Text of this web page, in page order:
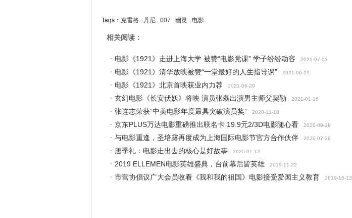
Tags： 克雷格 丹尼 007 幽灵 电影
相关阅读：
电影《1921》走进上海大学 被赞“电影党课” 学子纷纷动容 2021-07-03
电影《1921》清华放映被赞“一堂最好的人生指导课” 2021-06-29
电影《1921》北京首映获业内力荐 2021-06-29
玄幻电影《长安伏妖》将映 演员张磊出演男主师父契勒 2021-01-16
张连志荣获“中美电影年度最具突破演员奖” 2020-11-10
京东PLUS万达电影重磅推出联名卡 19.9元2/3D电影随心看 2020-09-29
与电影重逢，圣培露再度成为上海国际电影节官方合作伙伴 2020-07-26
唐季礼：电影走出去的核心是好故事 2020-01-12
2019 ELLEMEN电影英雄盛典，台前幕后皆英雄 2019-11-22
市营协倡议广大会员收看《我和我的祖国》电影接受爱国主义教育 2019-10-13